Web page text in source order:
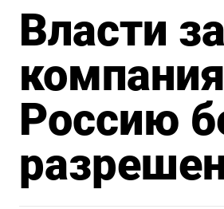
Власти
Россию